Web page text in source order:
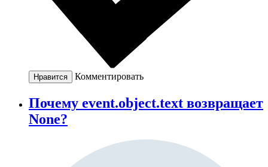
Нравится Комментировать
Почему event.object.text возвращает
None?